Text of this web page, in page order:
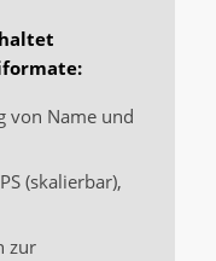
von Name und
(skalierbar),
zur